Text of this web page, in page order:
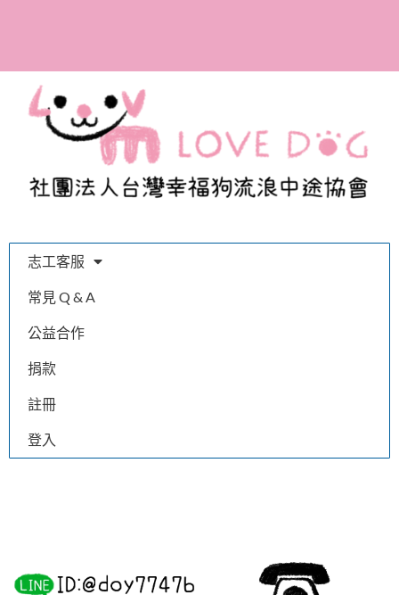
參與助養計畫，成為幸福
狗協會的愛媽愛爸！
志工客服
常見 Q & A
公益合作
捐款
註冊
登入